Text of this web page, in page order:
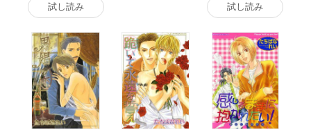
試し読み
試し読み